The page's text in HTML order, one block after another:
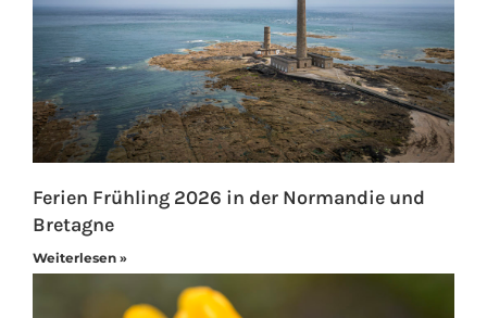
Ferien Frühling 2026 in der Normandie und
Bretagne
Weiterlesen »